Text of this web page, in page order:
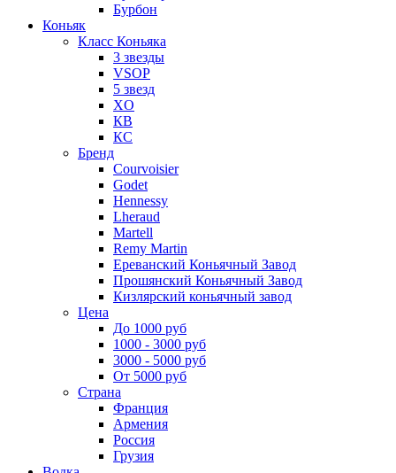
Бурбон
Коньяк
Класс Коньяка
3 звезды
VSOP
5 звезд
XO
КВ
КС
Бренд
Courvoisier
Godet
Hennessy
Lheraud
Martell
Remy Martin
Ереванский Коньячный Завод
Прошянский Коньячный Завод
Кизлярский коньячный завод
Цена
До 1000 руб
1000 - 3000 руб
3000 - 5000 руб
От 5000 руб
Страна
Франция
Армения
Россия
Грузия